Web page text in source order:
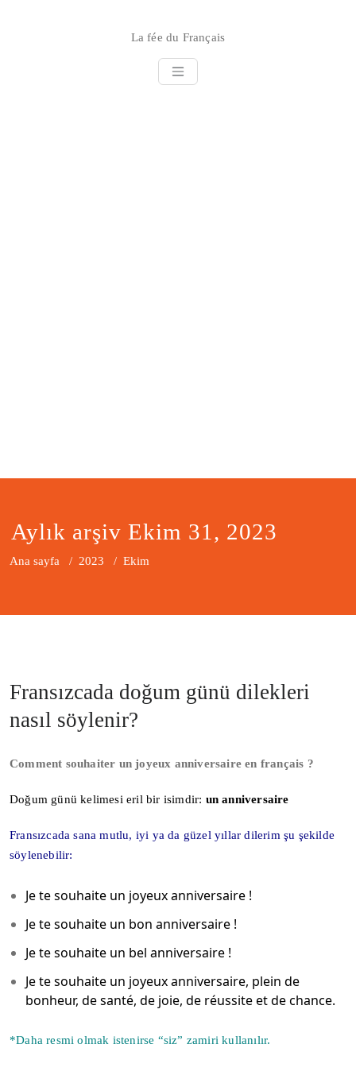
La fée du Français
Aylık arşiv Ekim 31, 2023
Ana sayfa / 2023 / Ekim
Fransızcada doğum günü dilekleri
nasıl söylenir?
Comment souhaiter un joyeux anniversaire en français ?
Doğum günü kelimesi eril bir isimdir: un anniversaire
Fransızcada sana mutlu, iyi ya da güzel yıllar dilerim şu şekilde
söylenebilir:
Je te souhaite un joyeux anniversaire !
Je te souhaite un bon anniversaire !
Je te souhaite un bel anniversaire !
Je te souhaite un joyeux anniversaire, plein de
bonheur, de santé, de joie, de réussite et de chance.
*Daha resmi olmak istenirse “siz” zamiri kullanılır.